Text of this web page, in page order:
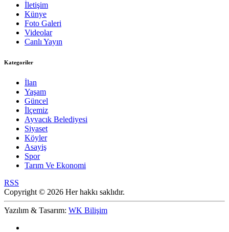
İletişim
Künye
Foto Galeri
Videolar
Canlı Yayın
Kategoriler
İlan
Yaşam
Güncel
İlçemiz
Ayvacık Belediyesi
Siyaset
Köyler
Asayiş
Spor
Tarım Ve Ekonomi
RSS
Copyright © 2026 Her hakkı saklıdır.
Yazılım & Tasarım: WK Bilişim